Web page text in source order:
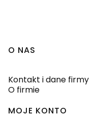
Linki w stopce
O NAS
Kontakt i dane firmy
O firmie
MOJE KONTO